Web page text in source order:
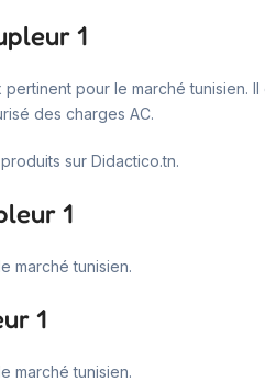
1
pour le marché
des charges AC.
sur Didactico.tn.
1
marché tunisien.
1
marché tunisien.